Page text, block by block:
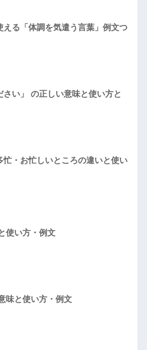
える「体調を気遣う言葉」例文つ
さい」 の正しい意味と使い方と
忙・お忙しいところの違いと使い
使い方・例文
味と使い方・例文